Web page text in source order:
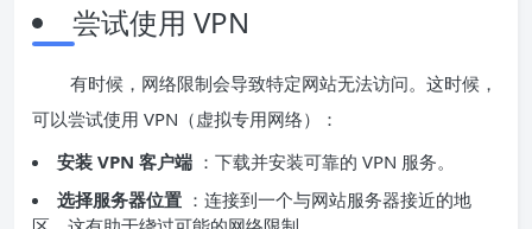
尝试使用 VPN
有时候，网络限制会导致特定网站无法访问。这时候，
可以尝试使用 VPN（虚拟专用网络）：
安装 VPN 客户端 ：下载并安装可靠的 VPN 服务。
选择服务器位置 ：连接到一个与网站服务器接近的地